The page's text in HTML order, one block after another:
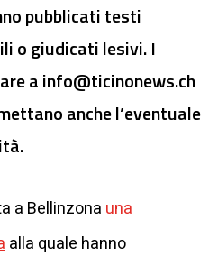
pubblicati testi
o giudicati lesivi. I
ainfo@ticinonews.ch
anche l’eventuale
a Bellinzonauna
alla quale hanno